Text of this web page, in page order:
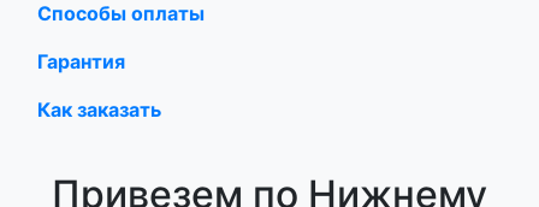
Способы оплаты
Гарантия
Как заказать
Привезем по Нижнему